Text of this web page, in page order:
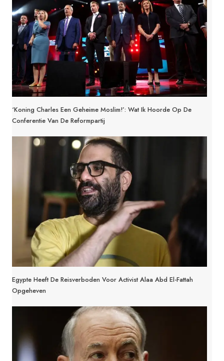
‘Koning Charles Een Geheime Moslim!’: Wat Ik Hoorde Op De
Conferentie Van De Reformpartij
Egypte Heeft De Reisverboden Voor Activist Alaa Abd El-Fattah
Opgeheven